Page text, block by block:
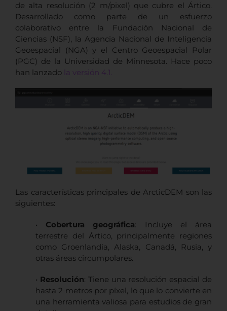
de alta resolución (2 m/pixel) que cubre el Ártico.
Desarrollado como parte de un esfuerzo
colaborativo entre la Fundación Nacional de
Ciencias (NSF), la Agencia Nacional de Inteligencia
Geoespacial (NGA) y el Centro Geoespacial Polar
(PGC) de la Universidad de Minnesota. Hace poco
han lanzado la versión 4.1.
Las características principales de ArcticDEM son las
siguientes:
• Cobertura geográfica: Incluye el área
terrestre del Ártico, principalmente regiones
como Groenlandia, Alaska, Canadá, Rusia, y
otras áreas circumpolares.
• Resolución: Tiene una resolución espacial de
hasta 2 metros por píxel, lo que lo convierte en
una herramienta valiosa para estudios de gran